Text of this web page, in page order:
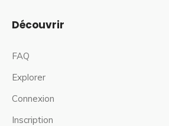
Découvrir
FAQ
Explorer
Connexion
Inscription